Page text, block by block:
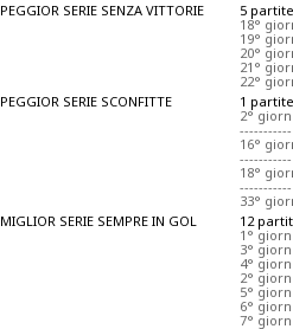
PEGGIOR SERIE SENZA VITTORIE
5 partite
18°
19°
20°
21°
22°
PEGGIOR SERIE SCONFITTE
1 partite
2°
-----------
16°
-----------
18°
-----------
33°
MIGLIOR SERIE SEMPRE IN GOL
12
1°
3°
4°
2°
5°
6°
7°